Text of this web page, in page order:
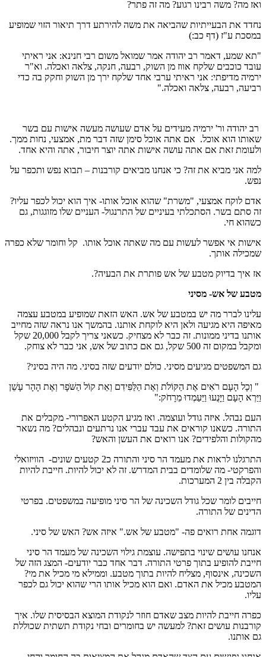
ואז מה? משה רבינו רגוע? מה זה פתר?
נחדד את הבעייתיות שהביאה את משה להירתע דרך תיאור הזוי שמופיע
במסכת ע"ז (דף כב:)
"תא שמע, דאמר רב יהודה אמר שמואל משום רבי חנינא: אני ראיתי
עובד כוכבים שלקח אווז מן השוק, רבעה, חנקה, צלאה ואכלה. וא"ר
ירמיה מדיפתי: אני ראיתי ערבי אחד שלקח ירך מן השוק וחקק בה כדי
רביעה, רבעה, צלאה ואכלה."
רב יהודה ור' ירמיה מעידים על אדם שעושה מעשה אישות עם בשר
שאותו הוא אוכל. אם אתה אוכל סימן שזה דבר מת, אמצעי, נחות ממך.
ולעומת זאת אם אתה עושה אישות אתה יוצר חיבור, אתה והיא אחד.
למה אני מביא את זה? כי אנחנו מביאים קורבנות – תבוא נפש ותכפר על
נפש.
אדם לוקח אמצעי, "משרת" שהוא אוכל אותו- איך הוא יכול לכפר עליו?
זה סתם בשר. הסתכלתי בעיניים של התרנגול- העניים שלו מזוגגות, גם
כשהוא חי.
אישות אי אפשר לעשות עם מה שאתה אוכל אותו. קל וחומר שלא כפרה
שמכילה אותך.
אז איך בדיוק מטבע של אש פותרת את הבעיה?.
מטבע של אש- מסיני
עלינו לברר מה יש במטבע של אש. האש הזאת שמופיע במטבע עצמה
מאיפה היא מגיעה ולאן היא לוקחת אותנו. בהמשך אנו נראה שזה מחייב
אותנו בדיני ממונות. זה כבר לא מצחיק. כשאני צריך לקבל 20,000 שקל
ומקבל במקום זה 500 שקל, גם אם כתוב של אש, אני כבר לא צוחק.
גם המשפטים מגיעים מסיני. כולם יודעים שזה בסיני. מה היה בסיני?
" וְכָל הָעָם רֹאִים אֶת הַקּוֹלֹת וְאֶת הַלַּפִּידִם וְאֵת קוֹל הַשֹּׁפָר וְאֶת הָהָר עָשֵׁן
וַיַּרְא הָעָם וַיָּנֻעוּ וַיַּעַמְדוּ מֵרָחֹק:"
העם נבהל. איזה גודל ועוצמה. ואז מגיע הקטע האפרורי- מקבלים את
התורה. כשאנו קוראים את עבד עברי אנו נרתעים ונבהלים? מה נשאר
מהקולות והלפידים? אנו רואים את העשן והאש?
התרגלנו לראות את מעמד הר סיני והתורה כ2 קטעים שונים- הוויזואלי
והפרקטי- מה שלומדים בבית המדרש. זה לא יכול להיות. חייבת להיות
הקבלה בין 2 המערכות.
חייבים לומר שכל גודל השכינה של הר סיני מופיעה במשפטים. בפרטי
הדינים של התורה.
דוגמה אחת רואים פה- "מטבע של אש." איזה אש? האש של סיני.
אנחנו עושים שינוי בתפישה. עוצמת גילוי השכינה של מעמד הר סיני
חייבת להופיע בתוך פרטי התורה. דבר אחד כבר יודעים- המצג הזה של
השכינה, אינסוף, מצליח להיות בתוך מטבע. וממילא מי מכיל את מי?
המטבע מכיל את האדם. ואם הוא מכיל אותו הרי שהוא יכול גם לכפר
עליו.
כפרה חייבת להיות מצב שאדם חוזר לנקודת המוצא הבסיסית שלו. איך
קורבנות עושים זאת? למעשה יש בחומרים ובחי נקודת תשתית שכוללת
גם אותנו.